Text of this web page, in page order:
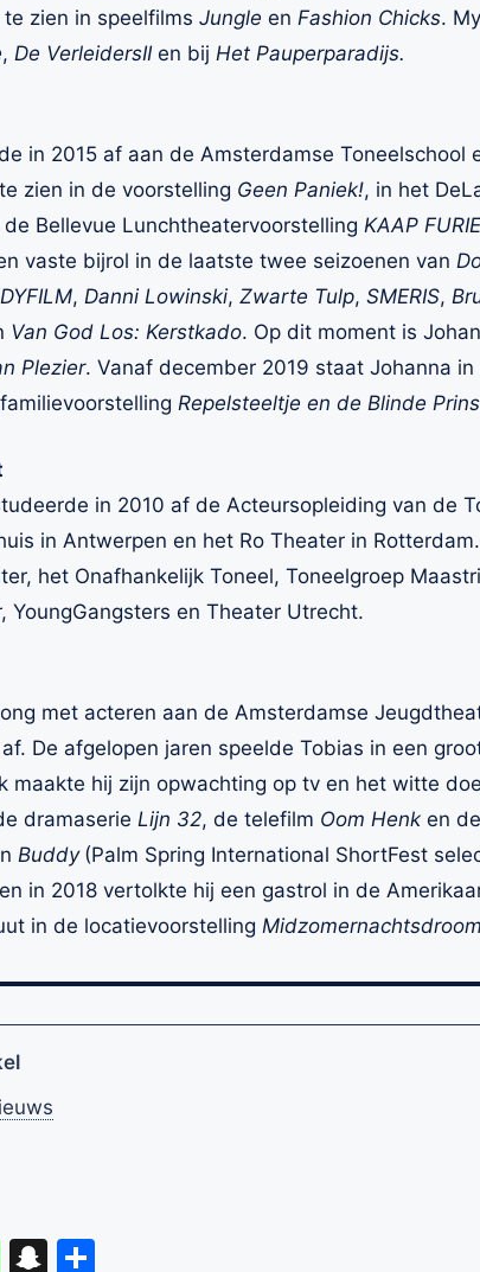
zien in speelfilms Jungle en Fashion Chicks.
, De VerleidersIIen bij Het Pauperparadijs.
in 2015 af aan de Amsterdamse Toneelschool
zien in de voorstelling Geen Paniek!, in het
Bellevue Lunchtheatervoorstelling KAAP FURIE
vaste bijrol in de laatste twee seizoenen van
, Danni Lowinski, Zwarte Tulp, SMERIS,
Van God Los: Kerstkado. Op dit moment is
Plezier. Vanaf december 2019 staat Johanna
Repelsteeltje en de Blinde
in 2010 af de Acteursopleiding van de
in Antwerpen en het Ro Theater in
het Onafhankelijk Toneel, Toneelgroep
YoungGangsters en Theater Utrecht.
met acteren aan de Amsterdamse
De afgelopen jaren speelde Tobias in een
maakte hij zijn opwachting op tv en het witte
dramaserie Lijn 32, de telefilm Oom Henk en
Buddy (Palm Spring International ShortFest
en in 2018 vertolkte hij een gastrol in de
in de locatievoorstelling Midzomernachtsdroom
WhatsApp
Snapchat